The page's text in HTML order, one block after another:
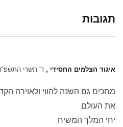
תגובות
איגוד הצלמים החסידי , ד' תשרי התשפ"ו,
מחכים גם השנה להווי ולאוירה
את העולם
יחי המלך המשיח